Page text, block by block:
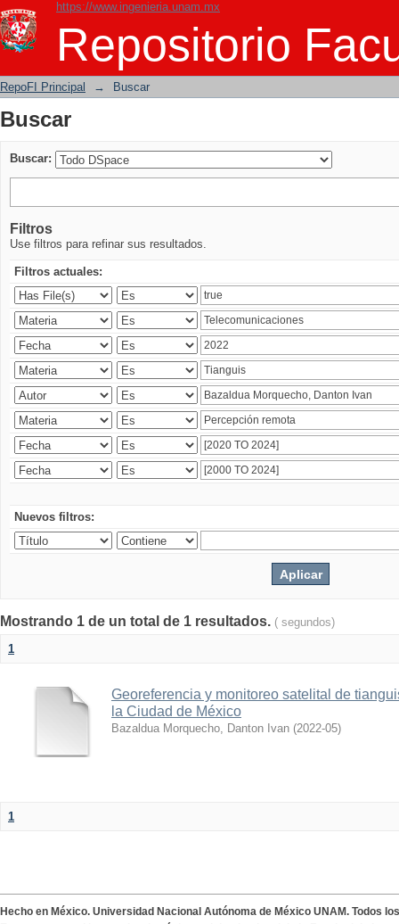
https://www.ingenieria.unam.mx
Repositorio
Buscar
RepoFI Principal → Buscar
Buscar
Buscar:
Filtros
Use filtros para refinar sus resultados.
Filtros actuales:
Nuevos filtros:
Mostrando 1 de un total de 1 resultados. ( segundos)
1
Georeferencia y monitoreo satelital de
la Ciudad de México
Bazaldua Morquecho, Danton Ivan (2022-05)
1
Hecho en México. Universidad Nacional Autónoma de México UNAM. Todos